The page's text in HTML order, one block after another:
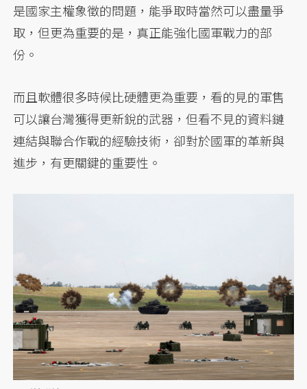
是國家主權象徵的問題，能爭取時當然可以盡量爭
取，但更為重要的是，真正能強化國軍戰力的部
份。
而且軟體很多時候比硬體更為重要，看的見的軍售
可以讓台灣獲得更新銳的武器，但看不見的資料鏈
連結與聯合作戰的經驗技術，卻對於國軍的革新與
進步，有更關鍵的重要性。